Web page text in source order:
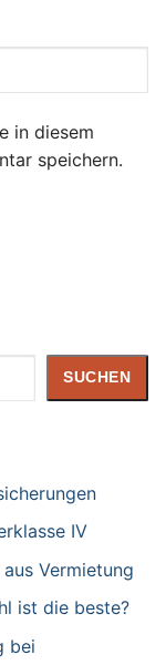
in diesem
speichern.
SUCHEN
IV
Vermietung
ist die beste?
bei